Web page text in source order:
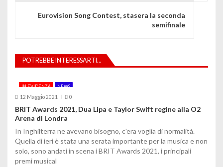
i
o
n
e
a
r
Eurovision Song Contest, stasera la seconda
semifinale
POTREBBE INTERESSARTI...
IN EVIDENZA NEWS
12 Maggio 2021 0
BRIT Awards 2021, Dua Lipa e Taylor Swift regine alla O2
Arena di Londra
In Inghilterra ne avevano bisogno, c'era voglia di normalità.
Quella di ieri è stata una serata importante per la musica e non
solo, sono andati in scena i BRIT Awards 2021, i principali
premi musical